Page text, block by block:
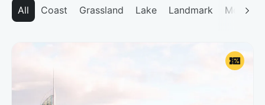
All Coast Grassland Lake Landmark